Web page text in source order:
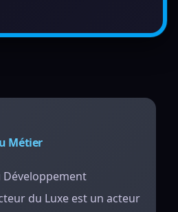
Métier
Développement
du Luxe est un acteur